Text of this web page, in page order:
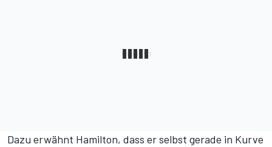
Dazu erwähnt Hamilton, dass er selbst gerade in Kurve